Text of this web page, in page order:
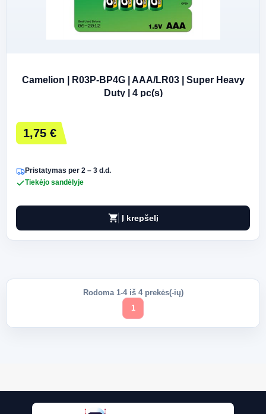
Camelion | R03P-BP4G | AAA/LR03 | Super Heavy
Duty | 4 pc(s)
1,75 €
Pristatymas per 2 – 3 d.d.
Tiekėjo sandėlyje
shopping_cart Į krepšelį
Rodoma 1-4 iš 4 prekės(-ių)
1